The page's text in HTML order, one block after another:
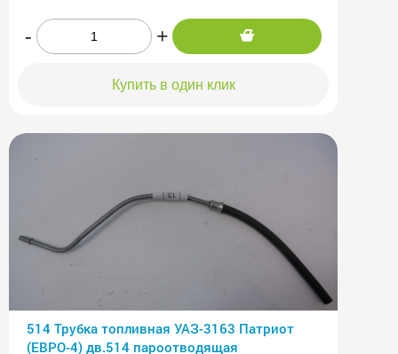
- +
Купить в один клик
514 Трубка топливная УАЗ-3163 Патриот
(ЕВРО-4) дв.514 пароотводящая